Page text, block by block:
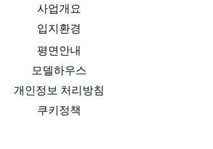
사업개요
입지환경
평면안내
모델하우스
개인정보 처리방침
쿠키정책